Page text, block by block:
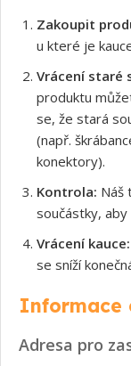
Zakoupit
u které je
Vrácení staré
produktu
se, že stará
(např.
konektory).
Kontrola: Náš
součástky,
Vrácení kauce:
se sníží
Informace
Adresa pro